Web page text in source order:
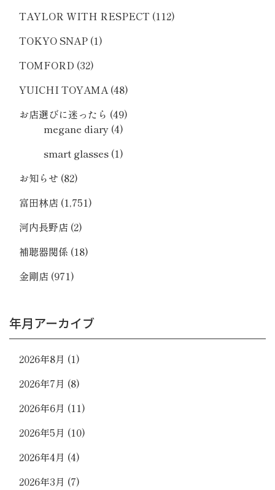
TAYLOR WITH RESPECT (112)
TOKYO SNAP (1)
TOMFORD (32)
YUICHI TOYAMA(48)
お店選びに迷ったら (49)
megane diary (4)
smart glasses (1)
お知らせ (82)
富田林店 (1,751)
河内長野店 (2)
補聴器関係 (18)
金剛店 (971)
年月アーカイブ
2026年8月 (1)
2026年7月 (8)
2026年6月 (11)
2026年5月 (10)
2026年4月 (4)
2026年3月 (7)